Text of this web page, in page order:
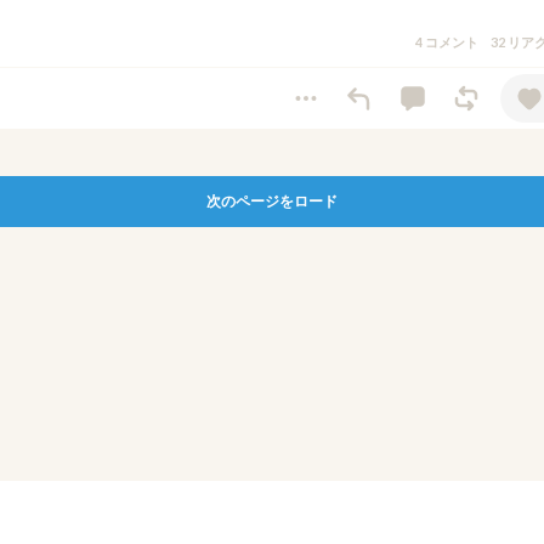
4 コメント 32 リア
次のページをロード